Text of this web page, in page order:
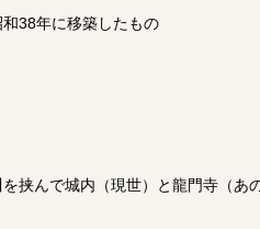
38年に移築したもの
挟んで城内（現世）と龍門寺（あ